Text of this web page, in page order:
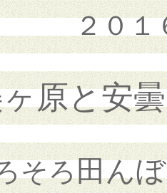
２０１
原と安
そろ田んぼ